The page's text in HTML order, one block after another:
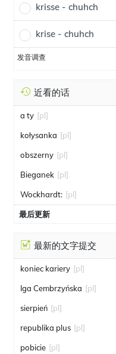
krisse - chuhch
krise - chuhch
发音调查
近看的话
a ty [pl]
kołysanka [pl]
obszerny [pl]
Bieganek [pl]
Wockhardt: [pl]
最后更新
最新的文字提交
koniec kariery [pl]
Iga Cembrzyńska [pl]
sierpień [pl]
republika plus [pl]
pobicie [pl]